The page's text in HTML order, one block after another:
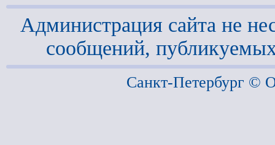
Администрация сайта не
сообщений,
Санкт-Петербург